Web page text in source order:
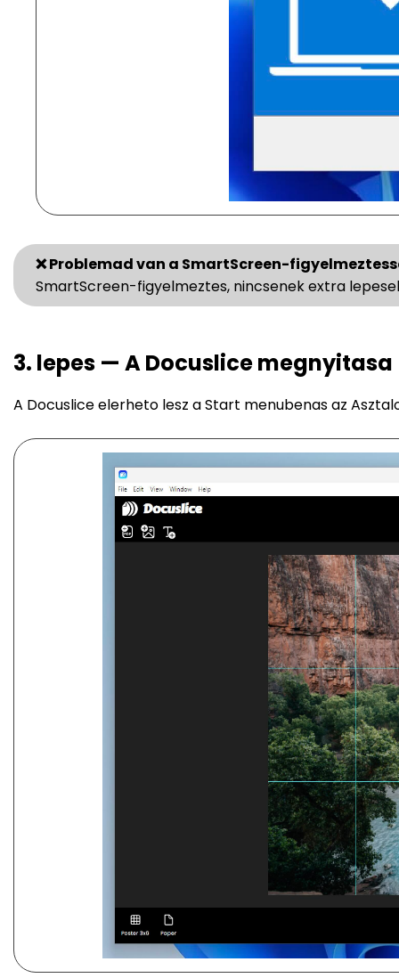
❌ Problemad van a SmartScreen-
SmartScreen-figyelmeztes, nincsenek extra
3. lepes — A Docuslice megnyitasa
A Docuslice elerheto lesz a Start menubenas az